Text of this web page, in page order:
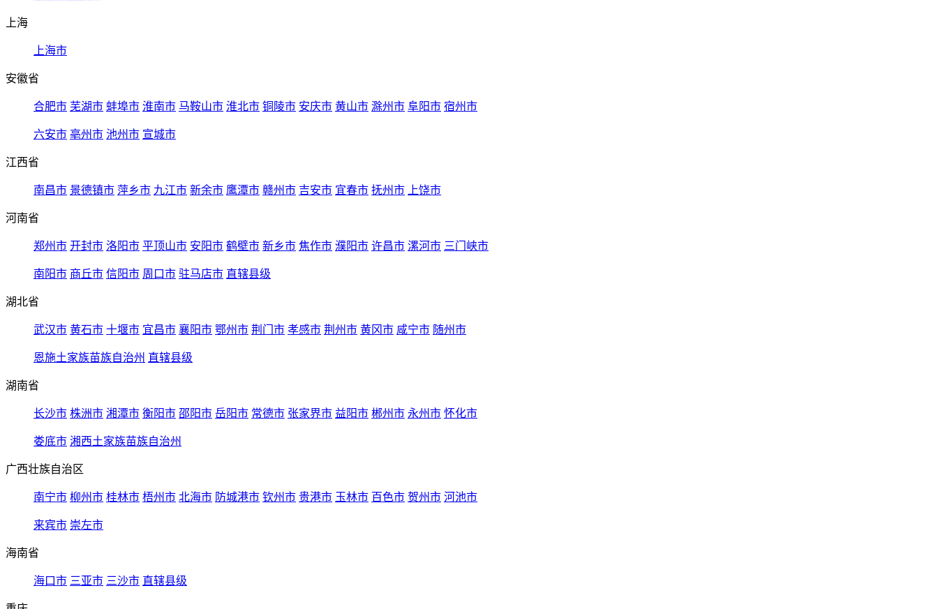
上海
上海市
安徽省
合肥市 芜湖市 蚌埠市 淮南市 马鞍山市 淮北市 铜陵市 安庆市 黄山市 滁州市 阜阳市 宿州市
六安市 亳州市 池州市 宣城市
江西省
南昌市 景德镇市 萍乡市 九江市 新余市 鹰潭市 赣州市 吉安市 宜春市 抚州市 上饶市
河南省
郑州市 开封市 洛阳市 平顶山市 安阳市 鹤壁市 新乡市 焦作市 濮阳市 许昌市 漯河市 三门峡市
南阳市 商丘市 信阳市 周口市 驻马店市 直辖县级
湖北省
武汉市 黄石市 十堰市 宜昌市 襄阳市 鄂州市 荆门市 孝感市 荆州市 黄冈市 咸宁市 随州市
恩施土家族苗族自治州 直辖县级
湖南省
长沙市 株洲市 湘潭市 衡阳市 邵阳市 岳阳市 常德市 张家界市 益阳市 郴州市 永州市 怀化市
娄底市 湘西土家族苗族自治州
广西壮族自治区
南宁市 柳州市 桂林市 梧州市 北海市 防城港市 钦州市 贵港市 玉林市 百色市 贺州市 河池市
来宾市 崇左市
海南省
海口市 三亚市 三沙市 直辖县级